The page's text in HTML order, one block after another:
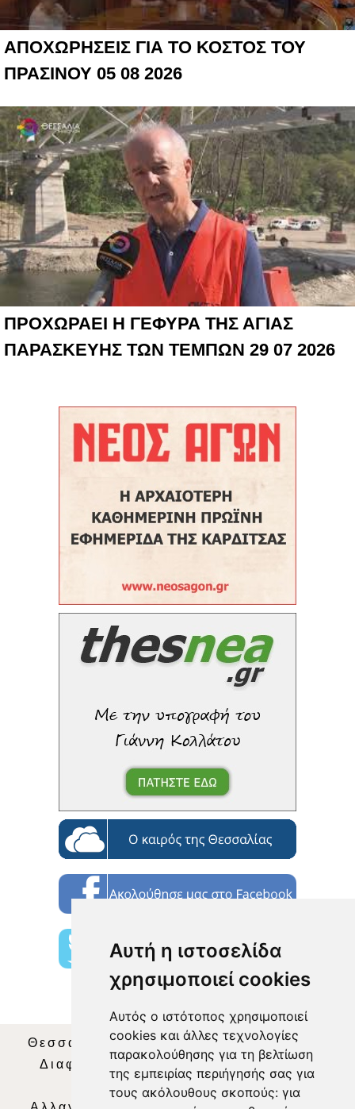
Αυτή η ιστοσελίδα
χρησιμοποιεί cookies
Αυτός ο ιστότοπος χρησιμοποιεί
cookies και άλλες τεχνολογίες
παρακολούθησης για τη βελτίωση
της εμπειρίας περιήγησής σας για
τους ακόλουθους σκοπούς: για
ΑΠΟΧΩΡΗΣΕΙΣ ΓΙΑ ΤΟ ΚΟΣΤΟΣ ΤΟΥ
ΠΡΑΣΙΝΟΥ 05 08 2026
ΠΡΟΧΩΡΑΕΙ Η ΓΕΦΥΡΑ ΤΗΣ ΑΓΙΑΣ
ΠΑΡΑΣΚΕΥΗΣ ΤΩΝ ΤΕΜΠΩΝ 29 07 2026
Θεσσαλία Τηλεόραση|SNG Services
Διαφήμιση | Όροι Χρήσης |Δήλωση
Απορρήτου |
Περιεχόμενο